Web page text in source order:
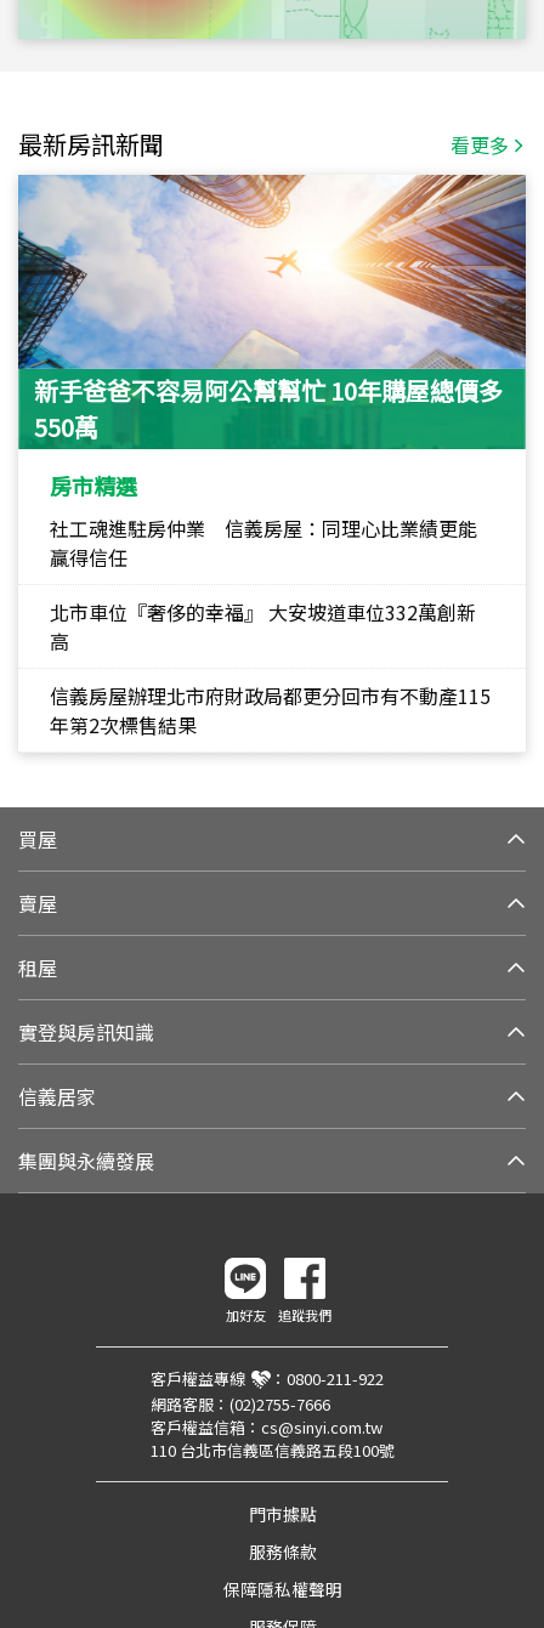
最新房訊新聞 看更多
新手爸爸不容易阿公幫幫忙 10年購屋總價多
550萬
房市精選
社工魂進駐房仲業 信義房屋：同理心比業績更能
贏得信任
北市車位『奢侈的幸福』 大安坡道車位332萬創新
高
信義房屋辦理北市府財政局都更分回市有不動產115
年第2次標售結果
買屋
賣屋
租屋
實登與房訊知識
信義居家
集團與永續發展
加好友 追蹤我們
客戶權益專線 ： 0800-211-922
網路客服： (02)2755-7666
客戶權益信箱： cs@sinyi.com.tw
110 台北市信義區信義路五段100號
門市據點
服務條款
保障隱私權聲明